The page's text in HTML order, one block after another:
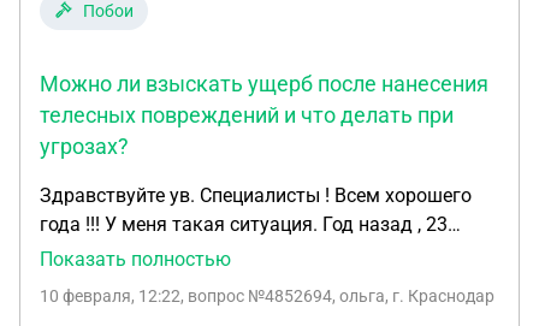
Побои
Можно ли взыскать ущерб после нанесения
телесных повреждений и что делать при
угрозах?
Здравствуйте ув. Специалисты ! Всем хорошего
года !!! У меня такая ситуация. Год назад , 23
марта, сосед , в силы вечной неприязни из-за
телесные повреждения , на дороге возле
Показать полностью
10 февраля, 12:22, вопрос №4852694, ольга, г. Краснодар